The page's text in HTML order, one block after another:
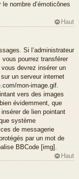
nombre d’émoticônes
Haut
Si l’administrateur
pourrez transférer
devrez insérer un
un serveur internet
mon-image.gif.
vers des images
évidemment, que
de lien pointant
système
de messagerie
par un mot de
BBCode [img].
Haut